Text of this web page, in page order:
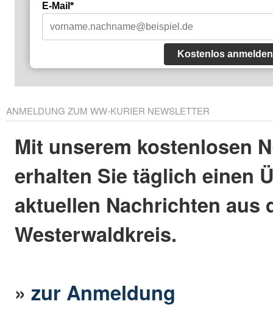
E-Mail*
Kostenlos anmelden
ANMELDUNG ZUM WW-KURIER NEWSLETTER
Mit unserem kostenlosen
erhalten Sie täglich einen
aktuellen Nachrichten aus
Westerwaldkreis.
»zur Anmeldung